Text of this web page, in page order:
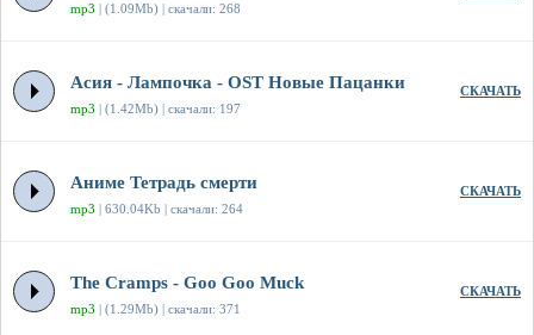
mp3 | (1.09Mb) | скачали: 268
Асия - Лампочка - OST Новые Пацанки
mp3 | (1.42Mb) | скачали: 197
СКАЧАТЬ
Аниме Тетрадь смерти
mp3 | 630.04Kb | скачали: 264
СКАЧАТЬ
The Cramps - Goo Goo Muck
mp3 | (1.29Mb) | скачали: 371
СКАЧАТЬ